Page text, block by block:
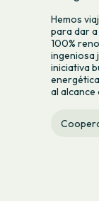
Hemos
para dar
100%
ingeniosa
iniciativa
al alcance